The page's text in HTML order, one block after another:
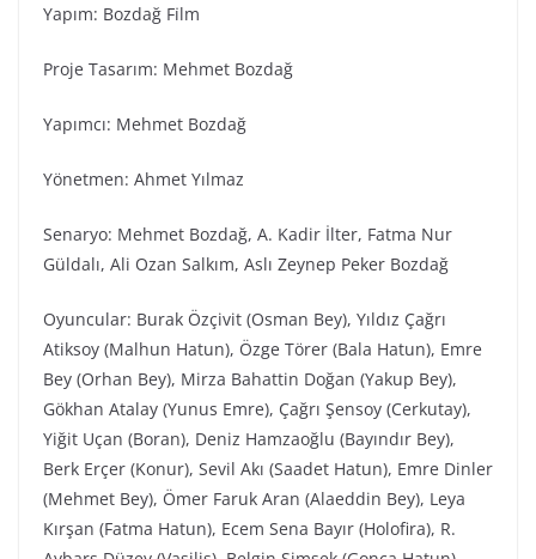
Yapım: Bozdağ Fi̇lm
Proje Tasarım: Mehmet Bozdağ
Yapımcı: Mehmet Bozdağ
Yönetmen: Ahmet Yılmaz
Senaryo: Mehmet Bozdağ, A. Kadir İlter, Fatma Nur
Güldalı, Ali Ozan Salkım, Aslı Zeynep Peker Bozdağ
Oyuncular: Burak Özçivit (Osman Bey), Yıldız Çağrı
Atiksoy (Malhun Hatun), Özge Törer (Bala Hatun), Emre
Bey (Orhan Bey), Mirza Bahattin Doğan (Yakup Bey),
Gökhan Atalay (Yunus Emre), Çağrı Şensoy (Cerkutay),
Yiğit Uçan (Boran), Deniz Hamzaoğlu (Bayındır Bey),
Berk Erçer (Konur), Sevil Akı (Saadet Hatun), Emre Dinler
(Mehmet Bey), Ömer Faruk Aran (Alaeddin Bey), Leya
Kırşan (Fatma Hatun), Ecem Sena Bayır (Holofira), R.